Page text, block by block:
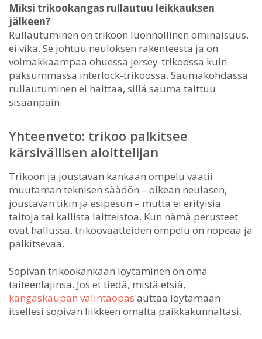
Miksi trikookangas rullautuu leikkauksen
jälkeen?
Rullautuminen on trikoon luonnollinen ominaisuus,
ei vika. Se johtuu neuloksen rakenteesta ja on
voimakkaampaa ohuessa jersey-trikoossa kuin
paksummassa interlock-trikoossa. Saumakohdassa
rullautuminen ei haittaa, sillä sauma taittuu
sisäänpäin.
Yhteenveto: trikoo palkitsee
kärsivällisen aloittelijan
Trikoon ja joustavan kankaan ompelu vaatii
muutaman teknisen säädön – oikean neulasen,
joustavan tikin ja esipesun – mutta ei erityisiä
taitoja tai kallista laitteistoa. Kun nämä perusteet
ovat hallussa, trikoovaatteiden ompelu on nopeaa ja
palkitsevaa.
Sopivan trikookankaan löytäminen on oma
taiteenlajinsa. Jos et tiedä, mistä etsiä,
kangaskaupan valintaopas auttaa löytämään
itsellesi sopivan liikkeen omalta paikkakunnaltasi.